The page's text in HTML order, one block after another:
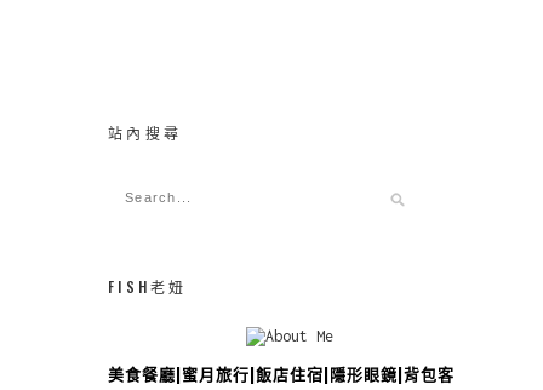
站內搜尋
FISH老妞
美食餐廳|蜜月旅行|飯店住宿|隱形眼鏡|背包客攻